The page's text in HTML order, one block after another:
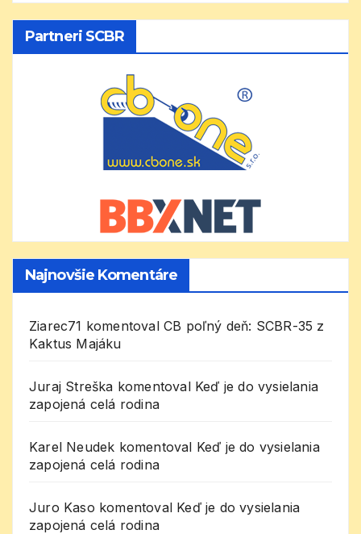
Partneri SCBR
Najnovšie Komentáre
Ziarec71 komentovalCB poľný deň: SCBR-35 z
Kaktus Majáku
Juraj Streška komentoval Keď je do vysielania
zapojená celá rodina
Karel Neudek komentoval Keď je do vysielania
zapojená celá rodina
Juro Kaso komentoval Keď je do vysielania
zapojená celá rodina